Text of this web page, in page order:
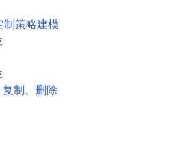
策略建模
制、删除